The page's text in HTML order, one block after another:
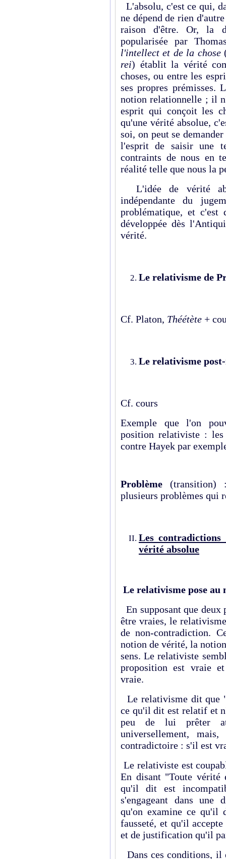
L'absolu, c'est ce qui,
ne dépend de rien
raison d'être. Or, la
popularisée par
l'intellect et de la chose
rei) établit la vérité
choses, ou entre les
ses propres prémisses.
notion relationnelle ; il
esprit qui conçoit les
qu'une vérité absolue,
soi, on peut se
l'esprit de saisir une
contraints de nous en
réalité telle que nous la
L'idée de vérité
indépendante du
problématique, et c'est
développée dès
vérité.
Le relativisme de
Cf. Platon, Théétète +
Le relativisme
Cf. cours
Exemple que l'on
position relativiste : les
contre Hayek par
Problème (transition)
plusieurs problèmes qui
Les
vérité absolue
Le relativisme pose au
En supposant que
être vraies, le
de non-contradiction.
notion de vérité, la
sens. Le relativiste
proposition est vraie
vraie.
Le relativisme dit que
ce qu'il dit est relatif et
peu de lui prêter
universellement,
contradictoire : s'il est
Le relativiste est
En disant "Toute
qu'il dit est
s'engageant dans une
qu'on examine ce
fausseté, et qu'il
et de justification qu'il
Dans ces conditions,